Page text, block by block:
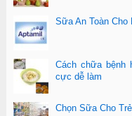
Sữa An Toàn Cho
Cách chữa bệnh
cực dễ làm
Chọn Sữa Cho